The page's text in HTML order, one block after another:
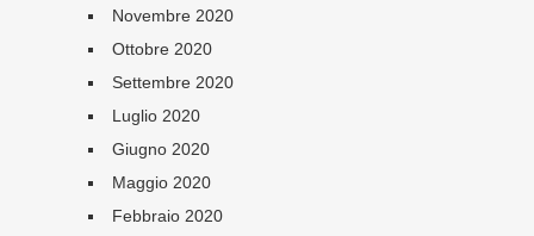
Novembre 2020
Ottobre 2020
Settembre 2020
Luglio 2020
Giugno 2020
Maggio 2020
Febbraio 2020